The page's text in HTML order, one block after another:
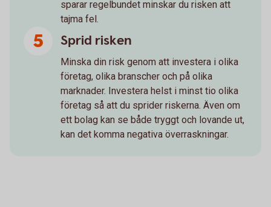
sparar regelbundet minskar du risken att
tajma fel.
Sprid risken
Minska din risk genom att investera i olika
företag, olika branscher och på olika
marknader. Investera helst i minst tio olika
företag så att du sprider riskerna. Även om
ett bolag kan se både tryggt och lovande ut,
kan det komma negativa överraskningar.